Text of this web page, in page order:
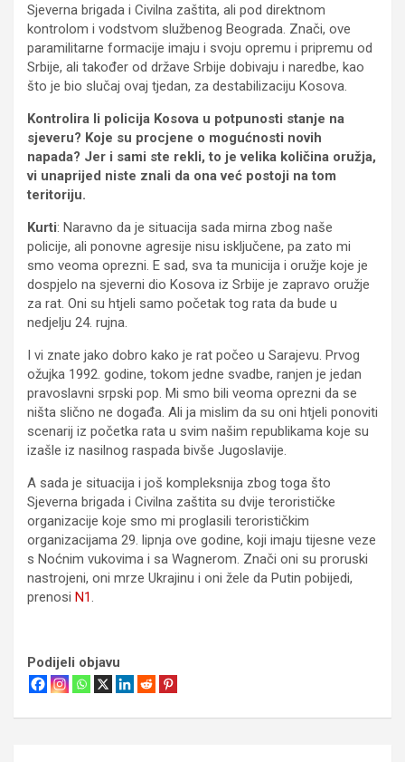
Sjeverna brigada i Civilna zaštita, ali pod direktnom
kontrolom i vodstvom službenog Beograda. Znači, ove
paramilitarne formacije imaju i svoju opremu i pripremu od
Srbije, ali također od države Srbije dobivaju i naredbe, kao
što je bio slučaj ovaj tjedan, za destabilizaciju Kosova.
Kontrolira li policija Kosova u potpunosti stanje na
sjeveru? Koje su procjene o mogućnosti novih
napada? Jer i sami ste rekli, to je velika količina oružja,
vi unaprijed niste znali da ona već postoji na tom
teritoriju.
Kurti: Naravno da je situacija sada mirna zbog naše
policije, ali ponovne agresije nisu isključene, pa zato mi
smo veoma oprezni. E sad, sva ta municija i oružje koje je
dospjelo na sjeverni dio Kosova iz Srbije je zapravo oružje
za rat. Oni su htjeli samo početak tog rata da bude u
nedjelju 24. rujna.
I vi znate jako dobro kako je rat počeo u Sarajevu. Prvog
ožujka 1992. godine, tokom jedne svadbe, ranjen je jedan
pravoslavni srpski pop. Mi smo bili veoma oprezni da se
ništa slično ne događa. Ali ja mislim da su oni htjeli ponoviti
scenarij iz početka rata u svim našim republikama koje su
izašle iz nasilnog raspada bivše Jugoslavije.
A sada je situacija i još kompleksnija zbog toga što
Sjeverna brigada i Civilna zaštita su dvije terorističke
organizacije koje smo mi proglasili terorističkim
organizacijama 29. lipnja ove godine, koji imaju tijesne veze
s Noćnim vukovima i sa Wagnerom. Znači oni su proruski
nastrojeni, oni mrze Ukrajinu i oni žele da Putin pobijedi,
prenosi N1.
Podijeli objavu